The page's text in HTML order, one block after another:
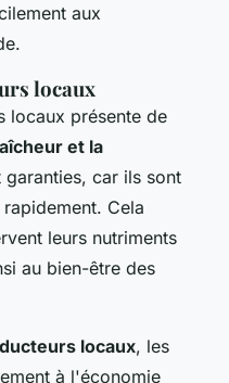
aux
locaux
locaux présente de
et la
car ils sont
Cela
leurs nutriments
au bien-être des
locaux, les
à l'économie